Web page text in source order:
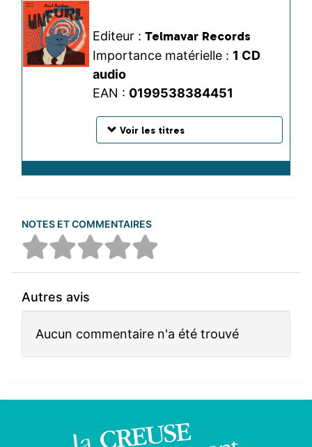
Editeur : Telmavar Records
Importance matérielle : 1 CD
audio
EAN : 0199538384451
Voir les titres
NOTES ET COMMENTAIRES
Autres avis
Aucun commentaire n'a été trouvé